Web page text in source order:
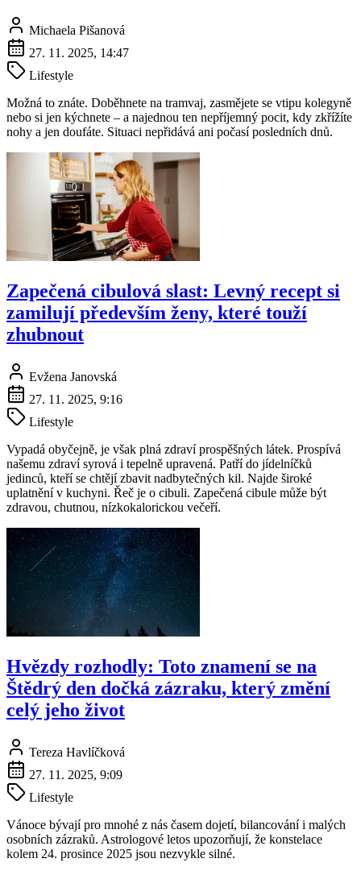
Michaela Pišanová
27. 11. 2025, 14:47
Lifestyle
Možná to znáte. Doběhnete na tramvaj, zasmějete se vtipu kolegyně
nebo si jen kýchnete – a najednou ten nepříjemný pocit, kdy zkřížíte
nohy a jen doufáte. Situaci nepřidává ani počasí posledních dnů.
Zapečená cibulová slast: Levný recept si
zamilují především ženy, které touží
zhubnout
Evžena Janovská
27. 11. 2025, 9:16
Lifestyle
Vypadá obyčejně, je však plná zdraví prospěšných látek. Prospívá
našemu zdraví syrová i tepelně upravená. Patří do jídelníčků
jedinců, kteří se chtějí zbavit nadbytečných kil. Najde široké
uplatnění v kuchyni. Řeč je o cibuli. Zapečená cibule může být
zdravou, chutnou, nízkokalorickou večeří.
Hvězdy rozhodly: Toto znamení se na
Štědrý den dočká zázraku, který změní
celý jeho život
Tereza Havlíčková
27. 11. 2025, 9:09
Lifestyle
Vánoce bývají pro mnohé z nás časem dojetí, bilancování i malých
osobních zázraků. Astrologové letos upozorňují, že konstelace
kolem 24. prosince 2025 jsou nezvykle silné.